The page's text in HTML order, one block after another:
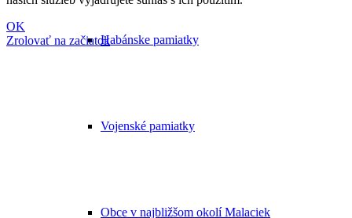
Habánske pamiatky
Vojenské pamiatky
Obce v najbližšom okolí Malaciek
OK
Zrolovať na začiatok